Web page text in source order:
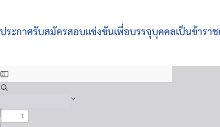
ประกาศรับสมัครสอบแข่งขันเพื่อบรรจุบุคคลเป็นข้า